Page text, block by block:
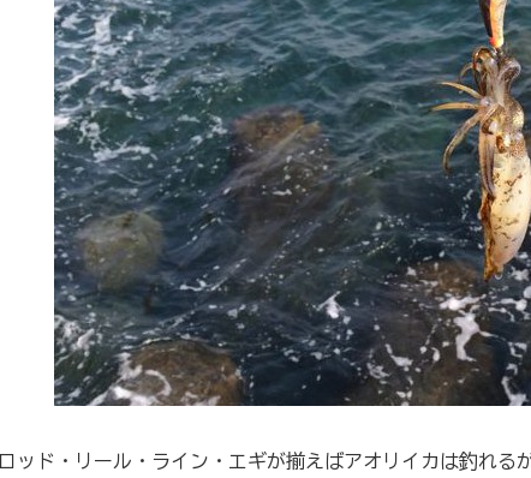
ロッド・リール・ライン・エギが揃えばアオリイカは釣れる